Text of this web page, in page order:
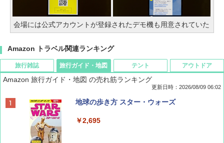
会場には公式アカウントが登録されたデモ機も用意されていた
Amazon トラベル関連ランキング
旅行雑誌
BE-PAL(ビ-パル) 2026年 9 月号【特別付録:
旅行ガイド・地図
Amazon 旅行ガイド・地図 の売れ筋ランキング
更新日時：2026/08/09 06:02
地球の歩き方 スター・ウォーズ
￥2,695
テント アウトドア